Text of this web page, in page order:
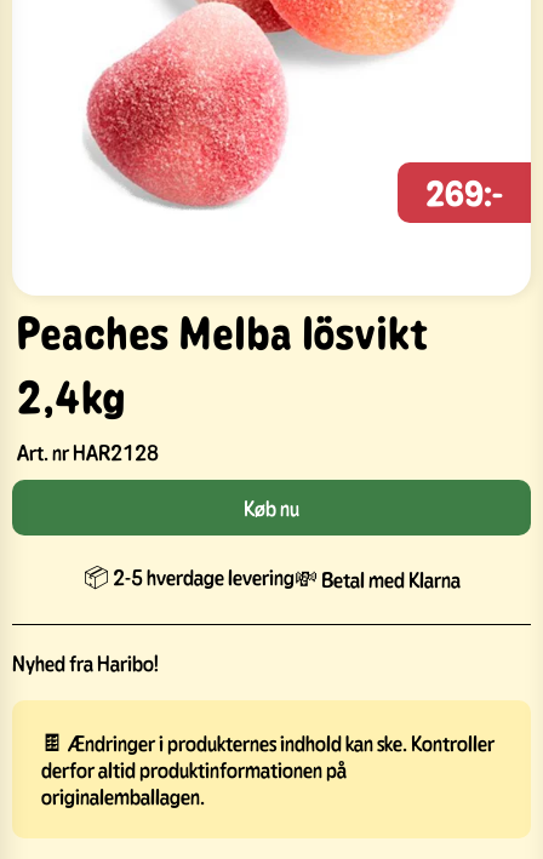
Peaches Melba lösvikt
2,4kg
Art. nrHAR2128
269:-
Køb nu
📦 2-5 hverdage levering💸 Betal med Klarna
Nyhed fra Haribo!
🍫 Ændringer i produkternes indhold kan ske. Kontroller
derfor altid produktinformationen på
originalemballagen.